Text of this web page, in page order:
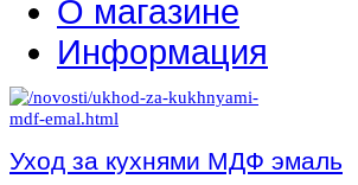
О магазине
Информация
Уход за кухнями МДФ эмаль